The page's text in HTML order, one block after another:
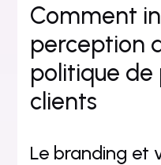
Comment
perception
politique de
clients
Le branding et